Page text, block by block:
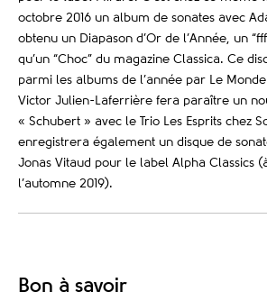
octobre 2016 un album de sonates avec
obtenu un Diapason d’Or de l’Année, un
qu’un “Choc” du magazine Classica. Ce
parmi les albums de l’année par Le
Victor Julien-Laferrière fera paraître un
« Schubert » avec le Trio Les Esprits chez
enregistrera également un disque de
Jonas Vitaud pour le label Alpha Classics
l’automne 2019).
Bon à savoir